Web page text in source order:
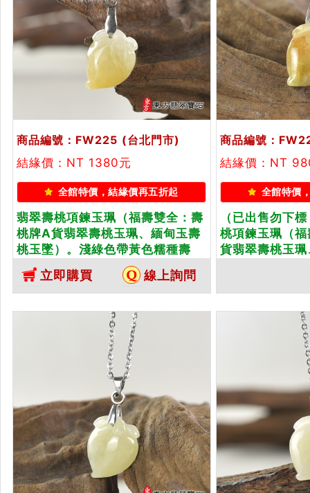
商品編號：FW225 (台北門市)
結緣價：NT 1380元
全館特價，結緣價再五折起
翡翠壽桃項鍊玉珮（福壽雙全：壽
桃牌A貨翡翠壽桃玉珮、緬甸玉壽
桃玉墜）。淺綠色帶黃色糯種壽
桃，FW225。客製化訂做各種翡
翠壽桃吊墜玉珮項鍊。★附A貨翡
翠雙證書
立即購買 線上詢問
商品編號：
結緣價：NT
全館特價
（已出售勿下
桃項鍊玉珮（
貨翡翠壽桃玉
桃吊墜玉珮項
證書